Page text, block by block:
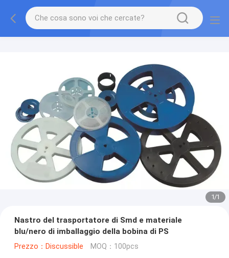
1/1
Nastro del trasportatore di Smd e materiale
blu/nero di imballaggio della bobina di PS
Prezzo：Discussible MOQ：100pcs